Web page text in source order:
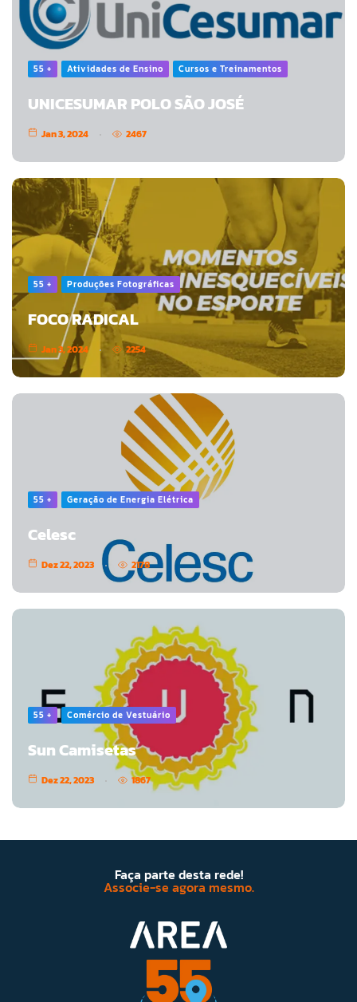
55 + Atividades de Ensino Cursos e Treinamentos
UNICESUMAR POLO SÃO JOSÉ
Jan 3, 2024 2467
55 + Produções Fotográficas
FOCO RADICAL
Jan 3, 2024 2254
55 + Geração de Energia Elétrica
Celesc
Dez 22, 2023 2178
55 + Comércio de Vestuário
Sun Camisetas
Dez 22, 2023 1867
Faça parte desta rede!
Associe-se agora mesmo.